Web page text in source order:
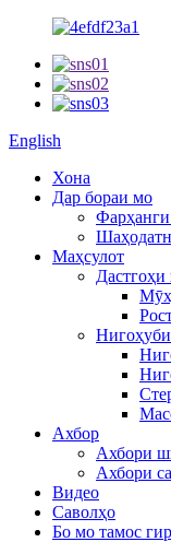
English
Хона
Дар бораи мо
Маҳсулот
Ахбор
Ахбори
Ахбори
Видео
Саволҳо
Бо мо тамос